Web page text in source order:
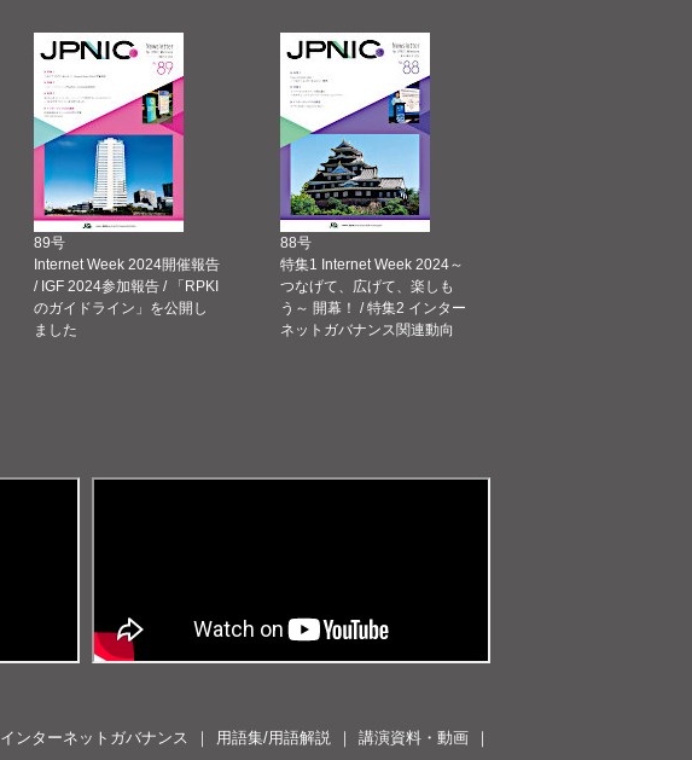
89号
Internet Week 2024開催報告
/ IGF 2024参加報告 / 「RPKI
のガイドライン」を公開し
ました
88号
特集1 Internet Week 2024～
つなげて、広げて、楽しも
う～ 開幕！ / 特集2 インター
ネットガバナンス関連動向
インターネットガバナンス 用語集/用語解説
講演資料・動画